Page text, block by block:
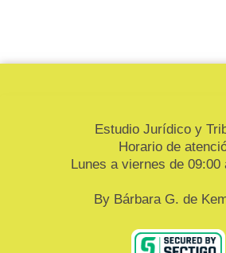
Estudio Jurídico y
Horario de
Lunes a viernes de 09:00
By Bárbara G. de